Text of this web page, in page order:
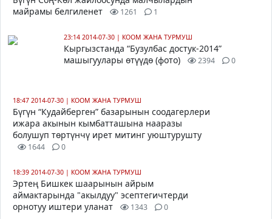
майрамы белгиленет
1261 1
23:14 2014-07-30 | КООМ ЖАНА ТУРМУШ
Кыргызстанда “Бузулбас достук-2014”
машыгуулары өтүүдө (фото)
2394 0
18:47 2014-07-30 | КООМ ЖАНА ТУРМУШ
Бүгүн “Кудайберген” базарынын соодагерлери
ижара акынын кымбатташына нааразы
болушуп төртүнчү ирет митинг уюштурушту
1644 0
18:39 2014-07-30 | КООМ ЖАНА ТУРМУШ
Эртең Бишкек шаарынын айрым
аймактарында "акылдуу" эсептегичтерди
орнотуу иштери уланат
1343 0